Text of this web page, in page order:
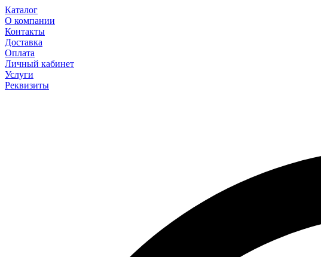
Каталог
О компании
Контакты
Доставка
Оплата
Личный кабинет
Услуги
Реквизиты